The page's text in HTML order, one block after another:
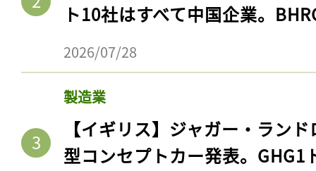
ト10社はすべて中国企業。
2026/07/28
製造業
【イギリス】ジャガー・ラン
型コンセプトカー発表。GHG1